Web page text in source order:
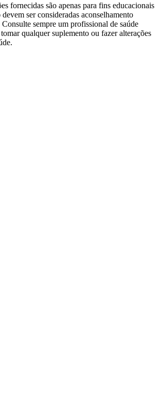
fornecidas são apenas para fins educacionais
ser consideradas aconselhamento
sempre um profissional de saúde
qualquer suplemento ou fazer alterações